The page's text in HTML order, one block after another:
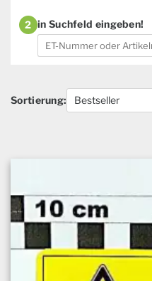
2 in Suchfeld eingeben!
Sortierung: